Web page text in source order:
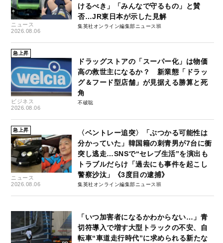
ニュース
2026.08.06
けるべき」「みんなで守るもの」と賛
否…JR東日本が示した見解
集英社オンライン編集部ニュース班
急上昇
ビジネス
2026.08.06
ドラッグストアの「スーパー化」は物価
高の救世主になるか？ 新業態「ドラッ
グ＆フード型店舗」が見据える勝算と死
角
不破聡
急上昇
ニュース
2026.08.06
〈ベントレー追突〉「ぶつかる可能性は
分かっていた」韓国籍の刺青男が7台に衝
突し逃走…SNSで“セレブ生活”を演出も
トラブルだらけ「過去にも事件を起こし
警察沙汰」《3度目の逮捕》
集英社オンライン編集部ニュース班
「いつ加害者になるかわからない…」青
切符導入で増す大型トラックの不安、自
転車“車道走行時代”に求められる新たな